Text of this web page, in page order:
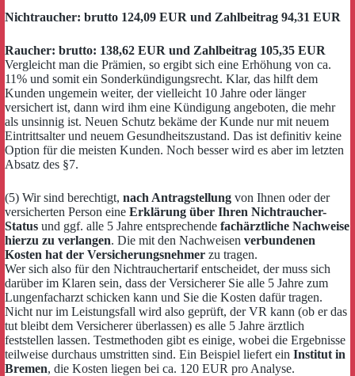
Nichtraucher: brutto 124,09 EUR und Zahlbeitrag 94,31 EUR
Raucher: brutto: 138,62 EUR und Zahlbeitrag 105,35 EUR
Vergleicht man die Prämien, so ergibt sich eine Erhöhung von ca.
11% und somit ein Sonderkündigungsrecht. Klar, das hilft dem
Kunden ungemein weiter, der vielleicht 10 Jahre oder länger
versichert ist, dann wird ihm eine Kündigung angeboten, die mehr
als unsinnig ist. Neuen Schutz bekäme der Kunde nur mit neuem
Eintrittsalter und neuem Gesundheitszustand. Das ist definitiv keine
Option für die meisten Kunden. Noch besser wird es aber im letzten
Absatz des §7.
(5) Wir sind berechtigt, nach Antragstellung von Ihnen oder der
versicherten Person eine Erklärung über Ihren Nichtraucher-
Status und ggf. alle 5 Jahre entsprechende fachärztliche Nachweise
hierzu zu verlangen. Die mit den Nachweisen verbundenen
Kosten hat der Versicherungsnehmer zu tragen.
Wer sich also für den Nichtrauchertarif entscheidet, der muss sich
darüber im Klaren sein, dass der Versicherer Sie alle 5 Jahre zum
Lungenfacharzt schicken kann und Sie die Kosten dafür tragen.
Nicht nur im Leistungsfall wird also geprüft, der VR kann (ob er das
tut bleibt dem Versicherer überlassen) es alle 5 Jahre ärztlich
feststellen lassen. Testmethoden gibt es einige, wobei die Ergebnisse
teilweise durchaus umstritten sind. Ein Beispiel liefert ein Institut in
Bremen, die Kosten liegen bei ca. 120 EUR pro Analyse.